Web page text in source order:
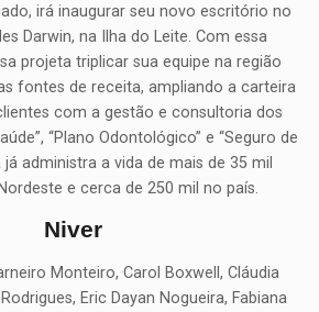
irá inaugurar seu novo escritório no
Darwin, na Ilha do Leite. Com essa
projeta triplicar sua equipe na região
fontes de receita, ampliando a carteira
com a gestão e consultoria dos
“Plano Odontológico” e “Seguro de
administra a vida de mais de 35 mil
e cerca de 250 mil no país.
Niver
Monteiro, Carol Boxwell, Cláudia
Eric Dayan Nogueira, Fabiana